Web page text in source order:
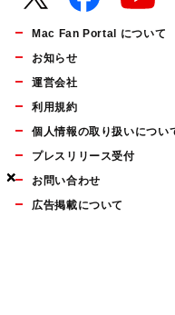
×
×
×
Mac Fan Portal について
お知らせ
運営会社
利用規約
個人情報の取り扱いについ
プレスリリース受付
お問い合わせ
広告掲載について